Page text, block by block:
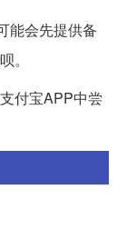
能会先提供备
。
付宝APP中尝